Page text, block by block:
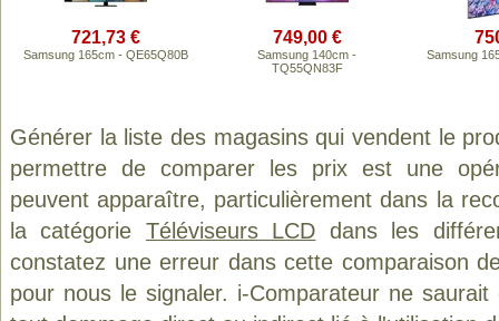
721,73 €
Samsung 165cm - QE65Q80B
749,00 €
Samsung 140cm -
TQ55QN83F
Samsung
Générer la liste des magasins qui vendent le
permettre de comparer les prix est une
peuvent apparaître, particulièrement dans la
la catégorie Téléviseurs LCD dans les
constatez une erreur dans cette comparaison
pour nous le signaler. i-Comparateur ne